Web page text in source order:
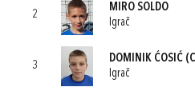
2
MIRO SOLDO
Igrač
3
DOMINIK ĆOSIĆ
Igrač